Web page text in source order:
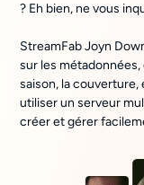
? Eh bien, ne vous
StreamFab Joyn
sur les
saison, la couverture,
utiliser un serveur
créer et gérer